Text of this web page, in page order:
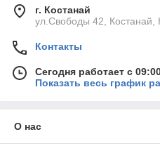
г. Костанай
ул.Свободы 42, Костанай,
Контакты
Сегодня работает с
Показать весь график
О нас